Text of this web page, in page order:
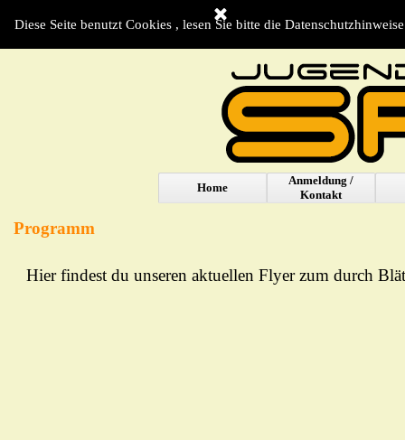
Diese Seite benutzt Cookies , lesen Sie bitte die
Home
Anmeldung /
Kontakt
Programm
Hier findest du unseren aktuellen Flyer zum durch